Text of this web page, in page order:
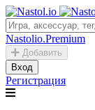
Nastolio.Premium
Добавить
Вход
Регистрация